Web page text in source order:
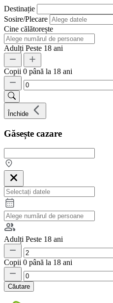
Destinație
Sosire/Plecare
Cine călătorește
Adulți Peste 18 ani
Copii 0 până la 18 ani
Închide
Găsește cazare
Adulți Peste 18 ani
Copii 0 până la 18 ani
Căutare